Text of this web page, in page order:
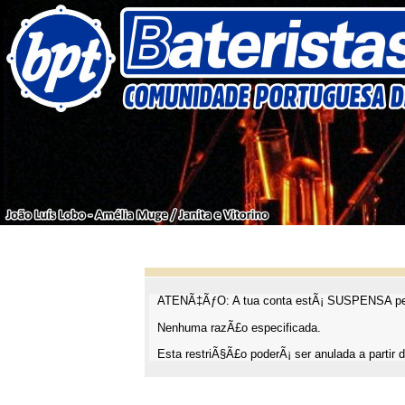
ATENÃ‡ÃƒO: A tua conta estÃ¡ SUSPENSA
Nenhuma razÃ£o especificada.
Esta restriÃ§Ã£o poderÃ¡ ser anulada a partir